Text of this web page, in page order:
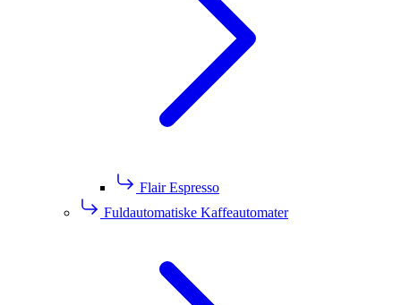
Flair Espresso
Fuldautomatiske Kaffeautomater